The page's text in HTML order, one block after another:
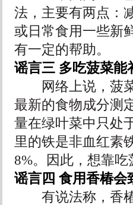
法，主要有两点：
或日常食用一些新
有一定的帮助。
谣言三 多吃菠菜能
网络上说，菠菜
最新的食物成分测
量在绿叶菜中只处
里的铁是非血红素
8%。因此，想靠吃
谣言四 食用香椿会
有说法称，香椿